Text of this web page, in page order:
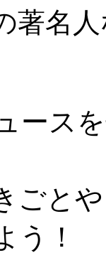
著名
ース
ごと
う！